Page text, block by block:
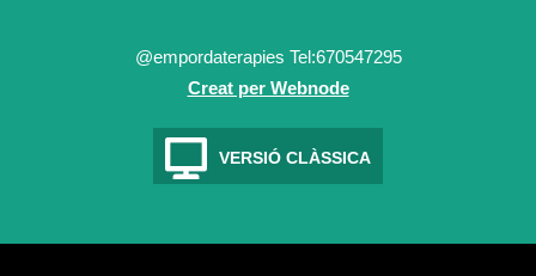
@empordaterapies Tel:670547295
Creat per Webnode
VERSIÓ CLÀSSICA